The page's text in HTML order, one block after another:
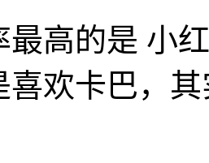
最高的是 小
喜欢卡巴，